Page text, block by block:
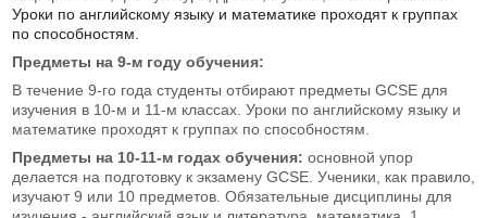
Уроки по английскому языку и математике проходят к группах
по способностям.
Предметы на 9-м году обучения:
В течение 9-го года студенты отбирают предметы GCSE для
изучения в 10-м и 11-м классах. Уроки по английскому языку и
математике проходят к группах по способностям.
Предметы на 10-11-м годах обучения: основной упор
делается на подготовку к экзамену GCSE. Ученики, как правило,
изучают 9 или 10 предметов. Обязательные дисциплины для